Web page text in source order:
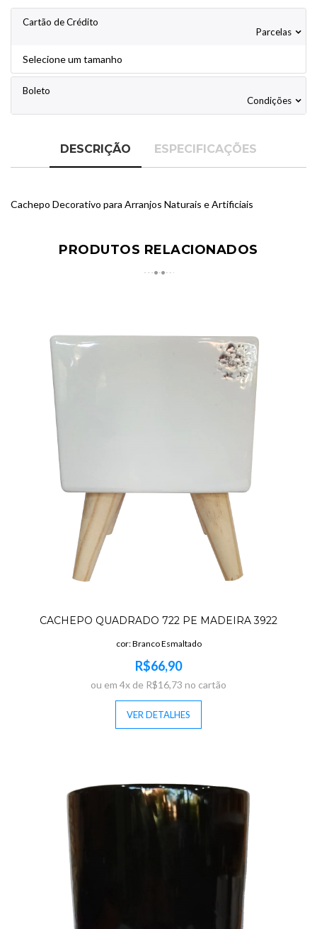
Cartão de Crédito
Parcelas
Selecione um tamanho
Boleto
Condições
DESCRIÇÃO ESPECIFICAÇÕES
Cachepo Decorativo para Arranjos Naturais e Artificiais
PRODUTOS RELACIONADOS
CACHEPO QUADRADO 722 PE MADEIRA 3922
cor: Branco Esmaltado
R$66,90
ou em 4x de R$16,73 no cartão
VER DETALHES